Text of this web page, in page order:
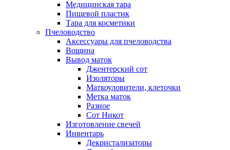
Медицинская тара
Пищевой пластик
Тара для косметики
Пчеловодство
Аксессуары для пчеловодства
Вощина
Вывод маток
Джентерский сот
Изоляторы
Маткоуловители, клеточки
Метка маток
Разное
Сот Никот
Изготовление свечей
Инвентарь
Декристализаторы